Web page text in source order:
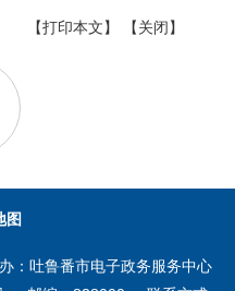
【打印本文】 【关闭】
图
：吐鲁番市电子政务服务中心